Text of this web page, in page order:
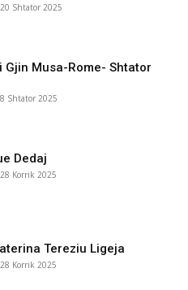
20 Shtator 2025
Gjin Musa-Rome- Shtator
8 Shtator 2025
Dedaj
28 Korrik 2025
Tereziu Ligeja
28 Korrik 2025